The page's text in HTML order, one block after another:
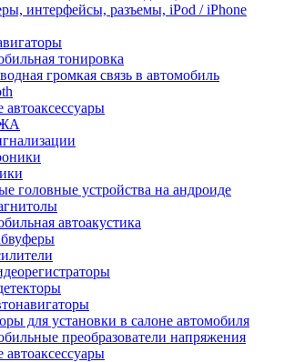
интерфейсы, разъемы, iPod / iPhone
тонировка
громкая связь в автомобиль
головные устройства на андроиде
автоакустика
для установки в салоне автомобиля
преобразователи напряжения